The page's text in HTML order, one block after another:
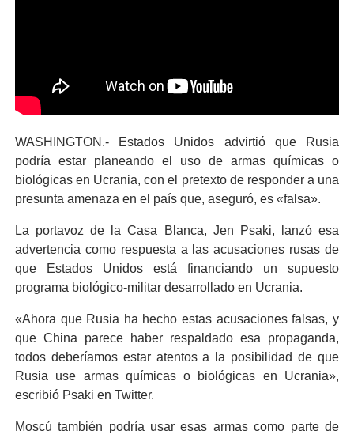
WASHINGTON.- Estados Unidos advirtió que Rusia
podría estar planeando el uso de armas químicas o
biológicas en Ucrania, con el pretexto de responder a una
presunta amenaza en el país que, aseguró, es «falsa».
La portavoz de la Casa Blanca, Jen Psaki, lanzó esa
advertencia como respuesta a las acusaciones rusas de
que Estados Unidos está financiando un supuesto
programa biológico-militar desarrollado en Ucrania.
«Ahora que Rusia ha hecho estas acusaciones falsas, y
que China parece haber respaldado esa propaganda,
todos deberíamos estar atentos a la posibilidad de que
Rusia use armas químicas o biológicas en Ucrania»,
escribió Psaki en Twitter.
Moscú también podría usar esas armas como parte de